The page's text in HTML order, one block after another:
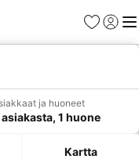
Suosikit
ja huoneet
1 huone
Kartta